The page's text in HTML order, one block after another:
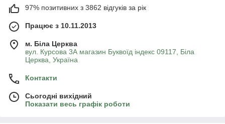
97% позитивних з 3862 відгуків за рік
Працює з 10.11.2013
м. Біла Церква
вул. Курсова 3А магазин Буквоїд індекс 09117, Біла
Церква, Україна
Контакти
Сьогодні вихідний
Показати весь графік роботи